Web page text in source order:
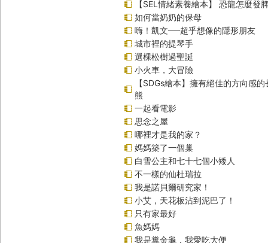
【SEL情緒素養繪本】 恐龍怎麼發
如何當奶奶的保母
嗨！凱文──超乎想像的隱形朋友
城市裡的提琴手
選棵松樹過聖誕
小火車，大冒險
【SDGs繪本】擁有絕佳的方向感
熊
一起看電影
思念之屋
哪裡才是我的家？
媽媽築了一個巢
白雪公主和七十七個小矮人
不一樣的仙杜瑞拉
我是諾貝爾研究家！
小艾，天花板沾到泥巴了！
只有家最好
魚媽媽
我是糞金龜，我愛吃大便